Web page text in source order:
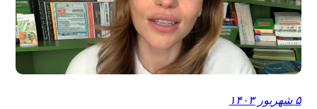
۵ شهریور ۱۴۰۳